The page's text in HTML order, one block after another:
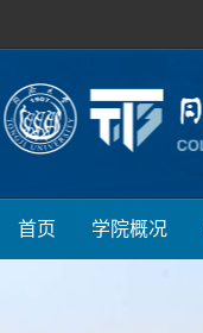
首页 学院概况